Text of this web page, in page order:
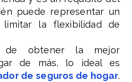
puede representar un
la flexibilidad de
de obtener la mejor
de más, lo ideal es
de seguros de hogar.